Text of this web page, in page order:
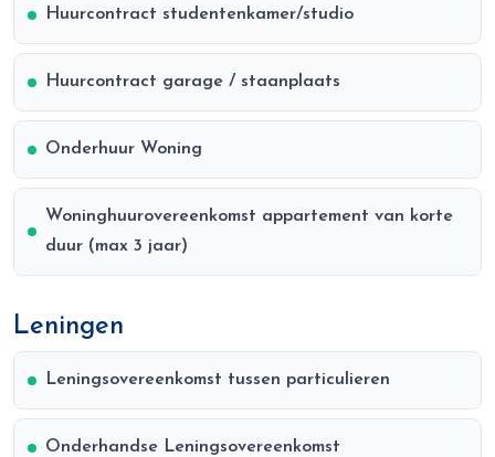
Huurcontract studentenkamer/studio
Huurcontract garage / staanplaats
Onderhuur Woning
Woninghuurovereenkomst appartement van korte
duur (max 3 jaar)
Leningen
Leningsovereenkomst tussen particulieren
Onderhandse Leningsovereenkomst